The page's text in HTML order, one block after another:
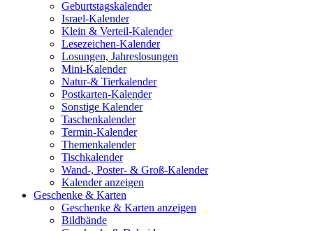
Geburtstagskalender
Israel-Kalender
Klein & Verteil-Kalender
Lesezeichen-Kalender
Losungen, Jahreslosungen
Mini-Kalender
Natur-& Tierkalender
Postkarten-Kalender
Sonstige Kalender
Taschenkalender
Termin-Kalender
Themenkalender
Tischkalender
Wand-, Poster- & Groß-Kalender
Kalender anzeigen
Geschenke & Karten
Geschenke & Karten anzeigen
Bildbände